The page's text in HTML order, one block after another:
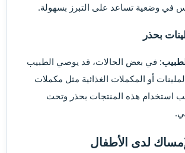
في وضعية تساعد على التبرز بسهولة.
: في بعض الحالات، قد يوصي الطبيب
أو المكملات الغذائية مثل مكملات
استخدام هذه المنتجات بحذر وتحت
لدى الأطفال​